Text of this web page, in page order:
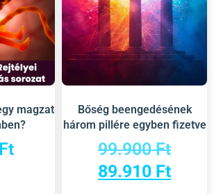
magzat
Ft
Bőség beengedésének
három pillére egyben fizetve
99.900Ft
89.910 Ft